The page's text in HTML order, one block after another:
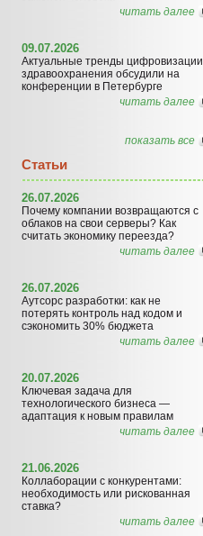
читать далее
09.07.2026
Актуальные тренды цифровизации
здравоохранения обсудили на
конференции в Петербурге
читать далее
показать все
Статьи
26.07.2026
Почему компании возвращаются с
облаков на свои серверы? Как
считать экономику переезда?
читать далее
26.07.2026
Аутсорс разработки: как не
потерять контроль над кодом и
сэкономить 30% бюджета
читать далее
20.07.2026
Ключевая задача для
технологического бизнеса —
адаптация к новым правилам
читать далее
21.06.2026
Коллаборации с конкурентами:
необходимость или рискованная
ставка?
читать далее